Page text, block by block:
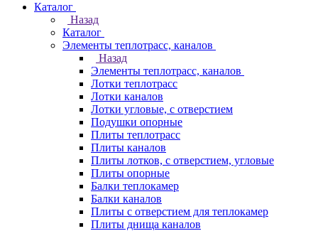
Каталог
Назад
Каталог
Элементы теплотрасс, каналов
Назад
Элементы теплотрасс, каналов
Лотки теплотрасс
Лотки каналов
Лотки угловые, с отверстием
Подушки опорные
Плиты теплотрасс
Плиты каналов
Плиты лотков, с отверстием, угловые
Плиты опорные
Балки теплокамер
Балки каналов
Плиты с отверстием для теплокамер
Плиты днища каналов